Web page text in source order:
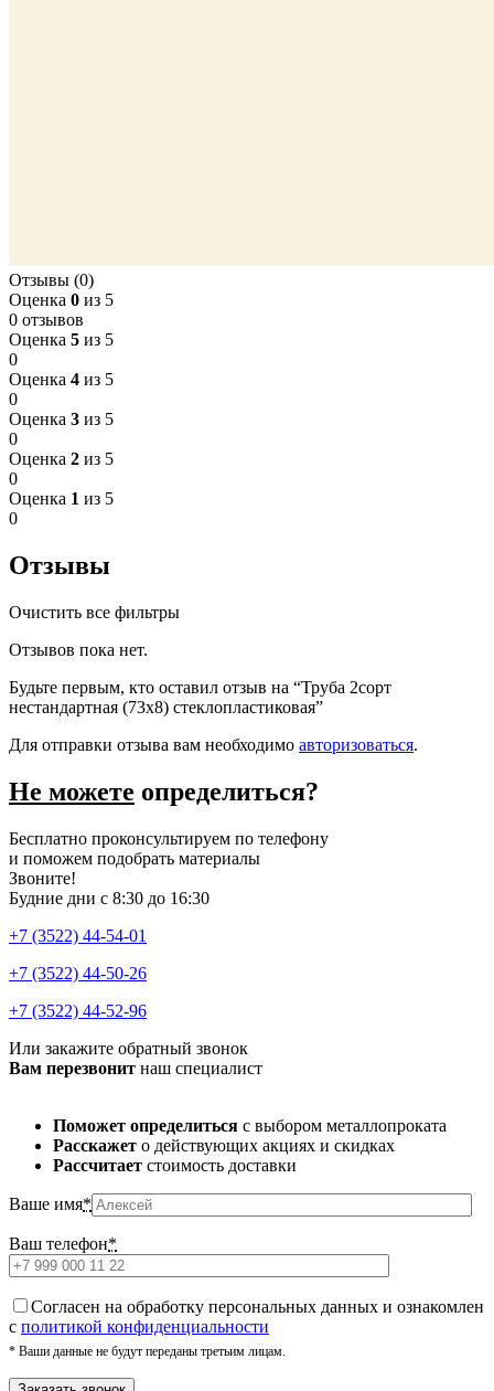
Отзывы (0)
Оценка 0 из 5
0 отзывов
Оценка 5 из 5
0
Оценка 4 из 5
0
Оценка 3 из 5
0
Оценка 2 из 5
0
Оценка 1 из 5
0
Отзывы
Очистить все фильтры
Отзывов пока нет.
Будьте первым, кто оставил отзыв на “Труба 2сорт
нестандартная (73х8) стеклопластиковая”
Для отправки отзыва вам необходимо авторизоваться.
Не можете определиться?
Бесплатно проконсультируем по телефону
и поможем подобрать материалы
Звоните!
Будние дни с 8:30 до 16:30
+7 (3522) 44-54-01
+7 (3522) 44-50-26
+7 (3522) 44-52-96
Или закажите обратный звонок
Вам перезвонит наш специалист
Поможет определиться с выбором металлопроката
Расскажет о действующих акциях и скидках
Рассчитает стоимость доставки
Ваше имя*
Ваш телефон*
Cогласен на обработку персональных данных и ознакомлен
с политикой конфиденциальности
* Ваши данные не будут переданы третьим лицам.